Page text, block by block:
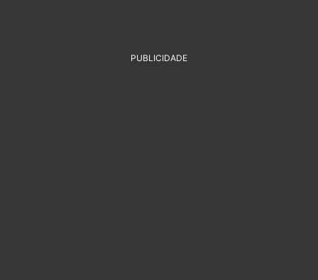
PUBLICIDADE